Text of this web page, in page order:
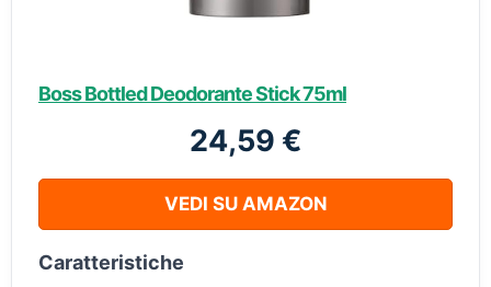
Boss Bottled Deodorante Stick 75ml
24,59 €
VEDI SU AMAZON
Caratteristiche